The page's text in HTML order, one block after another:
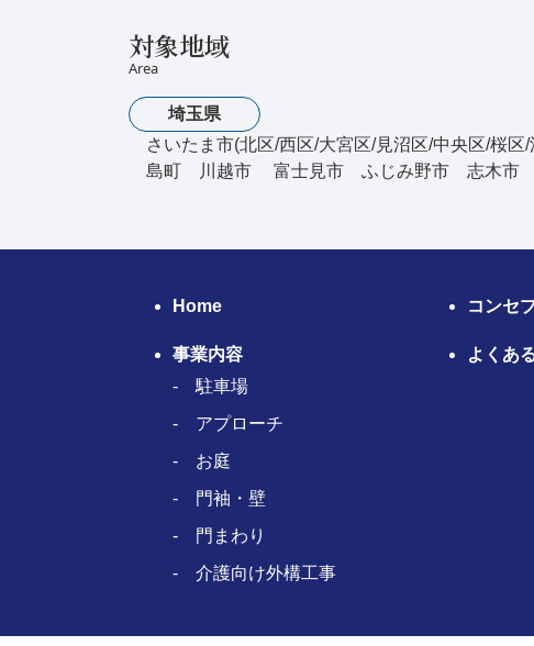
対象地域
Area
埼玉県
さいたま市(北区/西区/大宮区/見沼区/中央
島町 川越市 富士見市 ふじみ野市 志木
Home コンセ
事業内容
駐車場
アプローチ
お庭
門袖・壁
門まわり
介護向け外構工事
よくあ